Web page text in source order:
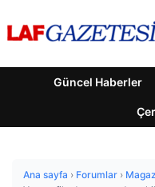
Güncel Haberler
Ana sayfa › Forumlar ›